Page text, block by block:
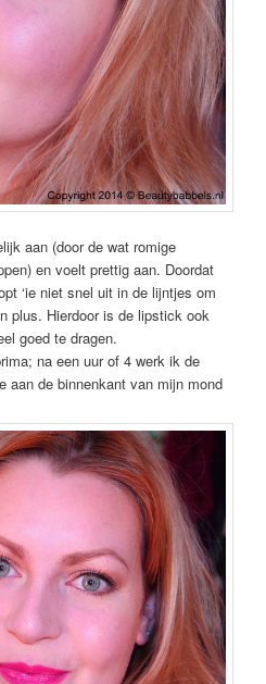
aan (door de wat romige
en voelt prettig aan. Doordat
‘ie niet snel uit in de lijntjes om
plus. Hierdoor is de lipstick ook
goed te dragen.
na een uur of 4 werk ik de
aan de binnenkant van mijn mond